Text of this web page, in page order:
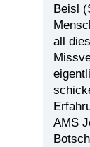
Beisl
all
AMS